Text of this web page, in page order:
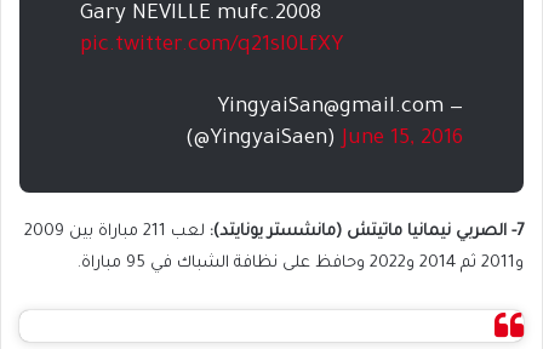
Gary NEVILLE mufc.2008
pic.twitter.com/q21sI0LfXY
—
YingyaiSan@gmail.com
(@YingyaiSaen)June 15, 2016
7- الصربي نيمانيا ماتيتش (مانشستر يونايتد):
لعب 211 مباراة بين 2009
و2011 ثم 2014 و2022 وحافظ على نظافة الشباك في 95 مباراة.